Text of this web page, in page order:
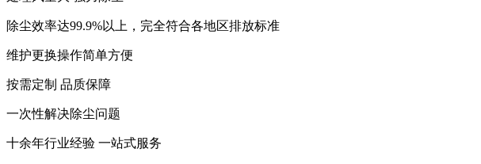
除尘效率达99.9%以上，完全符合各地区排放标准
维护更换操作简单方便
按需定制 品质保障
一次性解决除尘问题
十余年行业经验 一站式服务